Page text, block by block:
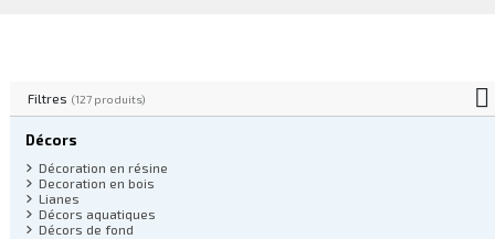
Filtres (127 produits)
Décors
Décoration en résine
Decoration en bois
Lianes
Décors aquatiques
Décors de fond